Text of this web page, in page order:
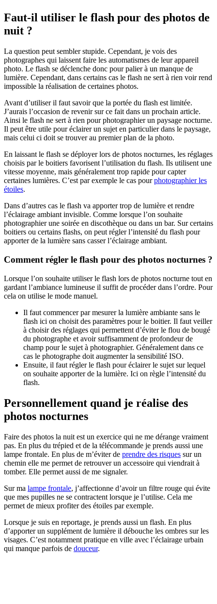
Faut-il utiliser le flash pour des photos de
nuit ?
La question peut sembler stupide. Cependant, je vois des
photographes qui laissent faire les automatismes de leur appareil
photo. Le flash se déclenche donc pour palier à un manque de
lumière. Cependant, dans certains cas le flash ne sert à rien voir rend
impossible la réalisation de certaines photos.
Avant d’utiliser il faut savoir que la portée du flash est limitée.
J’aurais l’occasion de revenir sur ce fait dans un prochain article.
Ainsi le flash ne sert à rien pour photographier un paysage nocturne.
Il peut être utile pour éclairer un sujet en particulier dans le paysage,
mais celui ci doit se trouver au premier plan de la photo.
En laissant le flash se déployer lors de photos nocturnes, les réglages
choisis par le boitiers favorisent l’utilisation du flash. Ils utilisent une
vitesse moyenne, mais généralement trop rapide pour capter
certaines lumières. C’est par exemple le cas pourphotographier les
étoiles.
Dans d’autres cas le flash va apporter trop de lumière et rendre
l’éclairage ambiant invisible. Comme lorsque l’on souhaite
photographier une soirée en discothèque ou dans un bar. Sur certains
boitiers ou certains flashs, on peut régler l’intensité du flash pour
apporter de la lumière sans casser l’éclairage ambiant.
Comment régler le flash pour des photos nocturnes ?
Lorsque l’on souhaite utiliser le flash lors de photos nocturne tout en
gardant l’ambiance lumineuse il suffit de procéder dans l’ordre. Pour
cela on utilise le mode manuel.
Il faut commencer par mesurer la lumière ambiante sans le
flash ici on choisit des paramètres pour le boitier. Il faut veiller
à choisir des réglages qui permettent d’éviter le flou de bougé
du photographe et avoir suffisamment de profondeur de
champ pour le sujet à photographier. Généralement dans ce
cas le photographe doit augmenter la sensibilité ISO.
Ensuite, il faut régler le flash pour éclairer le sujet sur lequel
on souhaite apporter de la lumière. Ici on règle l’intensité du
flash.
Personnellement quand je réalise des
photos nocturnes
Faire des photos la nuit est un exercice qui ne me dérange vraiment
pas. En plus du trépied et de la télécommande je prends aussi une
lampe frontale. En plus de m’éviter de prendre des risques sur un
chemin elle me permet de retrouver un accessoire qui viendrait à
tomber. Elle permet aussi de me signaler.
Sur ma lampe frontale, j’affectionne d’avoir un filtre rouge qui évite
que mes pupilles ne se contractent lorsque je l’utilise. Cela me
permet de mieux profiter des étoiles par exemple.
Lorsque je suis en reportage, je prends aussi un flash. En plus
d’apporter un supplément de lumière il débouche les ombres sur les
visages. C’est notamment pratique en ville avec l’éclairage urbain
qui manque parfois de douceur.